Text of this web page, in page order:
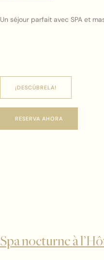
Un séjour parfait avec SPA et
¡DESCÚBRELA!
RESERVA AHORA
Spa nocturne à